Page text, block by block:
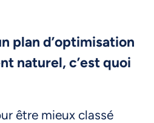
plan d’optimisation
naturel, c’est quoi
être mieux classé